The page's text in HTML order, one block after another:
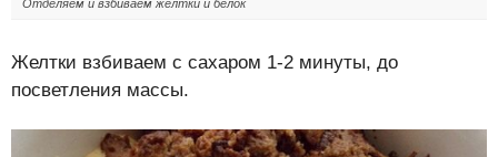
Отделяем и взбиваем желтки и белок
Желтки взбиваем с сахаром 1-2 минуты, до
посветления массы.